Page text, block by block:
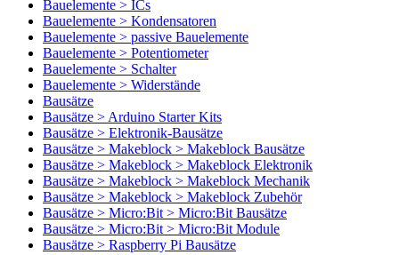
Bauelemente > ICs
Bauelemente > Kondensatoren
Bauelemente > passive Bauelemente
Bauelemente > Potentiometer
Bauelemente > Schalter
Bauelemente > Widerstände
Bausätze
Bausätze > Arduino Starter Kits
Bausätze > Elektronik-Bausätze
Bausätze > Makeblock > Makeblock Bausätze
Bausätze > Makeblock > Makeblock Elektronik
Bausätze > Makeblock > Makeblock Mechanik
Bausätze > Makeblock > Makeblock Zubehör
Bausätze > Micro:Bit > Micro:Bit Bausätze
Bausätze > Micro:Bit > Micro:Bit Module
Bausätze > Raspberry Pi Bausätze